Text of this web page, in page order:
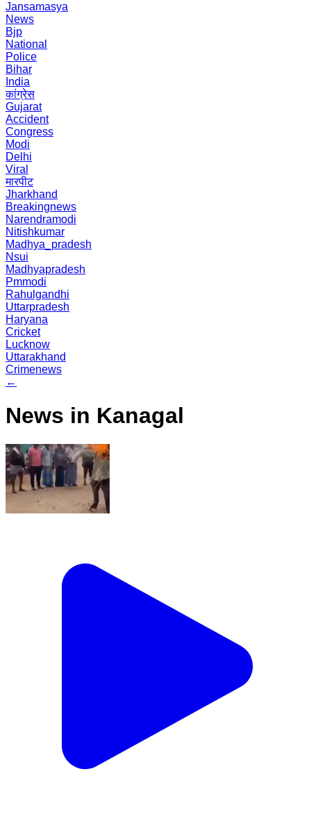
Jansamasya
News
Bjp
National
Police
Bihar
India
कांग्रेस
Gujarat
Accident
Congress
Modi
Delhi
Viral
मारपीट
Jharkhand
Breakingnews
Narendramodi
Nitishkumar
Madhya_pradesh
Nsui
Madhyapradesh
Pmmodi
Rahulgandhi
Uttarpradesh
Haryana
Cricket
Lucknow
Uttarakhand
Crimenews
←
News in Kanagal